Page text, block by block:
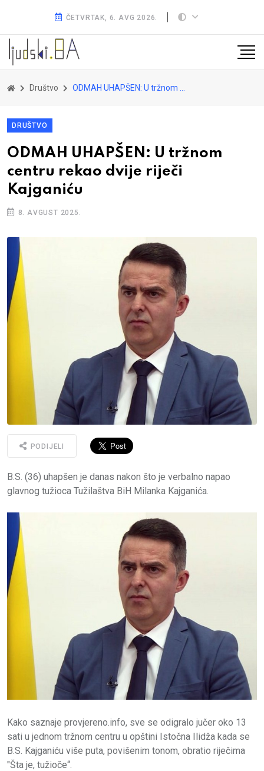
ČETVRTAK, 6. AVG 2026.
Društvo ODMAH UHAPŠEN: U tržnom centru rekao dvije riječi Kajganiću
DRUŠTVO
ODMAH UHAPŠEN: U tržnom
centru rekao dvije riječi
Kajganiću
8. AVGUST 2025.
PODIJELI
B.S. (36) uhapšen je danas nakon što je verbalno napao
glavnog tužioca Tužilaštva BiH Milanka Kajganića.
Kako saznaje provjereno.info, sve se odigralo jučer oko 13
sati u jednom tržnom centru u opštini Istočna Ilidža kada se
B.S. Kajganiću više puta, povišenim tonom, obratio riječima
"Šta je, tužioče“.